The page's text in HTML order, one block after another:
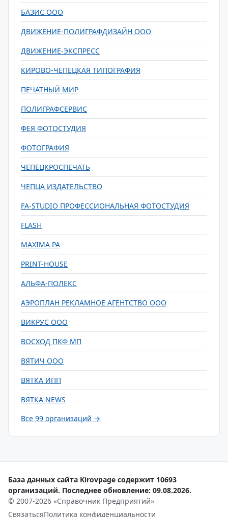
БАЗИС ООО
ДВИЖЕНИЕ-ПОЛИГРАФДИЗАЙН ООО
ДВИЖЕНИЕ-ЭКСПРЕСС
КИРОВО-ЧЕПЕЦКАЯ ТИПОГРАФИЯ
ПЕЧАТНЫЙ МИР
ПОЛИГРАФСЕРВИС
ФЕЯ ФОТОСТУДИЯ
ФОТОГРАФИЯ
ЧЕПЕЦКРОСПЕЧАТЬ
ЧЕПЦА ИЗДАТЕЛЬСТВО
FA-STUDIO ПРОФЕССИОНАЛЬНАЯ ФОТОСТУДИЯ
FLASH
MAXIMA РА
PRINT-HOUSE
АЛЬФА-ПОЛЕКС
АЭРОПЛАН РЕКЛАМНОЕ АГЕНТСТВО ООО
ВИКРУС ООО
ВОСХОД ПКФ МП
ВЯТИЧ ООО
ВЯТКА ИПП
ВЯТКА NEWS
Все 99 организаций →
База данных сайта Kirovpage содержит 10693
организаций. Последнее обновление: 09.08.2026.
© 2007-2026 «Справочник Предприятий»
СвязатьсяПолитика конфиденциальности